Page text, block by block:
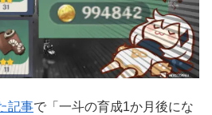
記事で「一斗の育成1か月後にな